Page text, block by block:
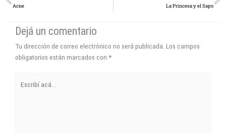
Acne La Princesa y el Sapo
Dejá un comentario
Tu dirección de correo electrónico no será publicada. Los campos
obligatorios están marcados con *
acá...